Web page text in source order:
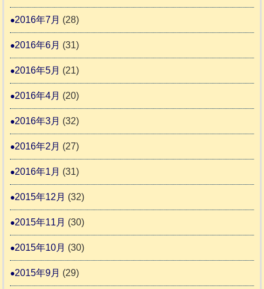
2016年7月 (28)
2016年6月 (31)
2016年5月 (21)
2016年4月 (20)
2016年3月 (32)
2016年2月 (27)
2016年1月 (31)
2015年12月 (32)
2015年11月 (30)
2015年10月 (30)
2015年9月 (29)